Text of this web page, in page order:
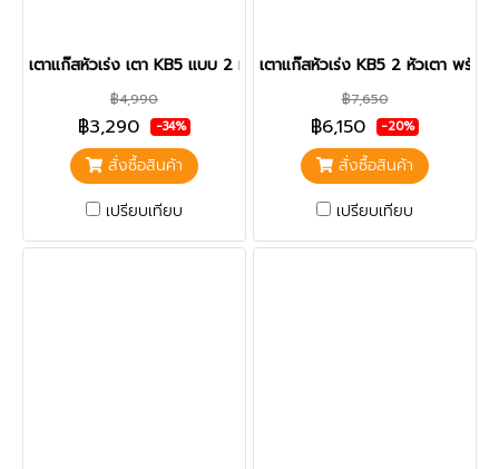
เตาแก๊สหัวเร่ง เตา KB5 แบบ 2 หัวเตา ยี่ห้อไมโคร
฿4,990
฿3,290 -34%
สั่งซื้อสินค้า
เปรียบเทียบ
เตาแก๊สหัวเร่ง KB5 2 หัวเตา พร้อม
฿7,650
฿6,150 -20%
สั่งซื้อสินค้า
เปรียบเทียบ